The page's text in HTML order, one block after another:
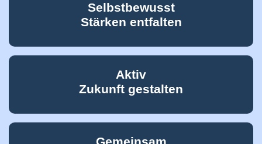
Selbstbewusst
Stärken entfalten
Aktiv
Zukunft gestalten